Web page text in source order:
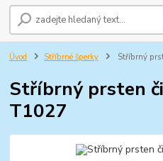
Úvod Stříbrné šperky Stříbrný
Stříbrný prsten
T1027